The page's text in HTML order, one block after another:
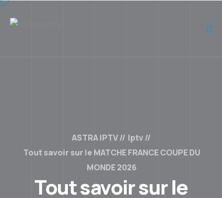
ASTRA IPTV
Iptv
Tout savoir sur le MATCHE FRANCE COUPE DU
MONDE 2026
Tout savoir sur le